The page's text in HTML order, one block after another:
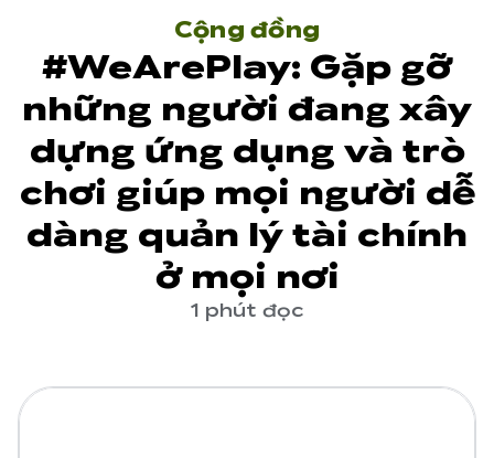
Cộng đồng
#WeArePlay: Gặp gỡ
những người đang xây
dựng ứng dụng và trò
chơi giúp mọi người dễ
dàng quản lý tài chính
ở mọi nơi
1 phút đọc